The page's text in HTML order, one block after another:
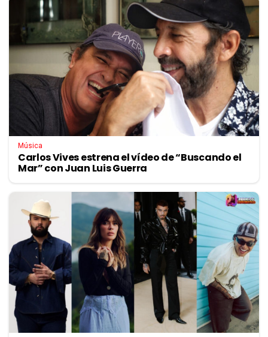
Música
Carlos Vives estrena el vídeo de “Buscando el
Mar” con Juan Luis Guerra